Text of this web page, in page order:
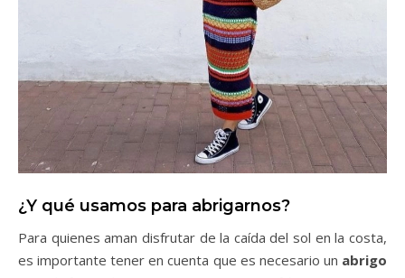
¿Y qué usamos para abrigarnos?
Para quienes aman disfrutar de la caída del sol en la costa,
es importante tener en cuenta que es necesario un abrigo